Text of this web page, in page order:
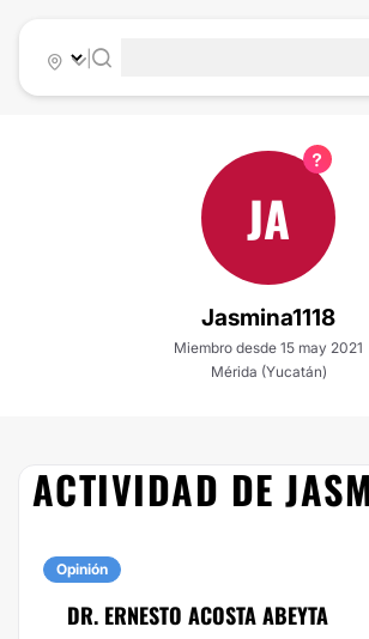
|
JA
Jasmina1118
Miembro desde 15 may 2021
Mérida (Yucatán)
ACTIVIDAD DE
Opinión
DR. ERNESTO ACOSTA ABEYTA